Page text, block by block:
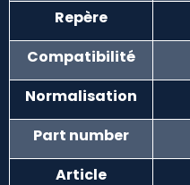
Repère
Compatibilité
Normalisation
Part number
Article